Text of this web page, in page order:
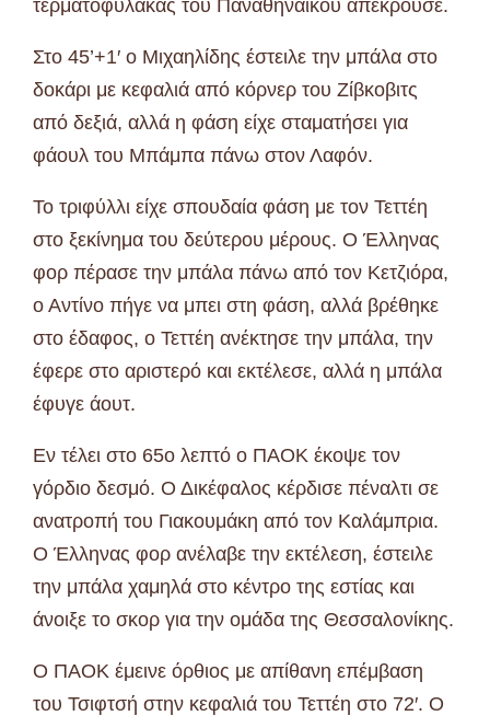
τερματοφύλακας του Παναθηναϊκού απέκρουσε.
Στο 45’+1′ ο Μιχαηλίδης έστειλε την μπάλα στο
δοκάρι με κεφαλιά από κόρνερ του Ζίβκοβιτς
από δεξιά, αλλά η φάση είχε σταματήσει για
φάουλ του Μπάμπα πάνω στον Λαφόν.
Το τριφύλλι είχε σπουδαία φάση με τον Τεττέη
στο ξεκίνημα του δεύτερου μέρους. Ο Έλληνας
φορ πέρασε την μπάλα πάνω από τον Κετζιόρα,
ο Αντίνο πήγε να μπει στη φάση, αλλά βρέθηκε
στο έδαφος, ο Τεττέη ανέκτησε την μπάλα, την
έφερε στο αριστερό και εκτέλεσε, αλλά η μπάλα
έφυγε άουτ.
Εν τέλει στο 65ο λεπτό ο ΠΑΟΚ έκοψε τον
γόρδιο δεσμό. Ο Δικέφαλος κέρδισε πέναλτι σε
ανατροπή του Γιακουμάκη από τον Καλάμπρια.
Ο Έλληνας φορ ανέλαβε την εκτέλεση, έστειλε
την μπάλα χαμηλά στο κέντρο της εστίας και
άνοιξε το σκορ για την ομάδα της Θεσσαλονίκης.
Ο ΠΑΟΚ έμεινε όρθιος με απίθανη επέμβαση
του Τσιφτσή στην κεφαλιά του Τεττέη στο 72′. Ο